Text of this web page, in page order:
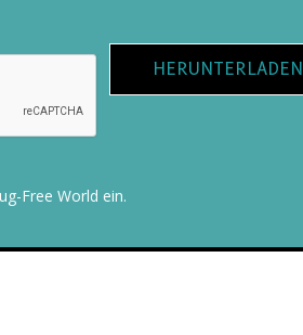
HERUNTERLADEN
Free World ein.